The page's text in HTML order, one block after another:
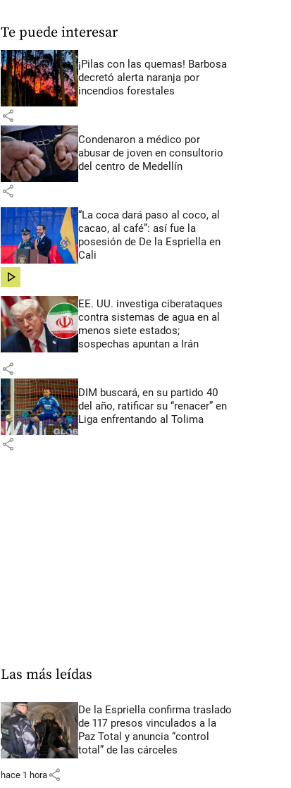
Te puede interesar
¡Pilas con las quemas! Barbosa
decretó alerta naranja por
incendios forestales
share
Condenaron a médico por
abusar de joven en consultorio
del centro de Medellín
share
“La coca dará paso al coco, al
cacao, al café”: así fue la
posesión de De la Espriella en
Cali
share
EE. UU. investiga ciberataques
contra sistemas de agua en al
menos siete estados;
sospechas apuntan a Irán
share
DIM buscará, en su partido 40
del año, ratificar su “renacer” en
Liga enfrentando al Tolima
share
Las más leídas
De la Espriella confirma traslado
de 117 presos vinculados a la
Paz Total y anuncia “control
total” de las cárceles
hace 1 hora share